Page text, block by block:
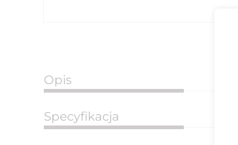
Opis
Specyfikacja